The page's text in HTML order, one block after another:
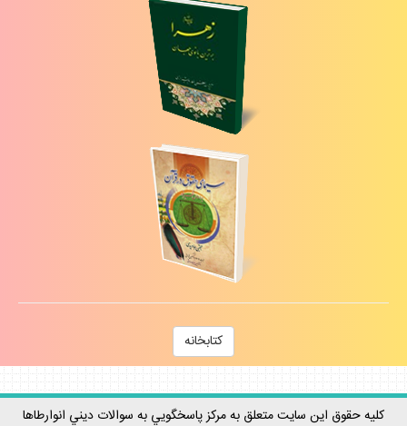
كتابخانه
كليه حقوق اين سايت متعلق به مركز پاسخگويي به سوالات ديني انوارطاها